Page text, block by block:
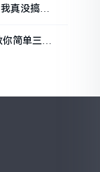
真没搞明
简单三步